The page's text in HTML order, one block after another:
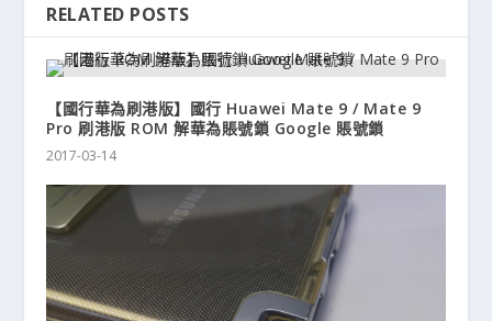
RELATED POSTS
【國行華為刷港版】國行 Huawei Mate 9 / Mate 9
Pro 刷港版 ROM 解華為賬號鎖 Google 賬號鎖
2017-03-14